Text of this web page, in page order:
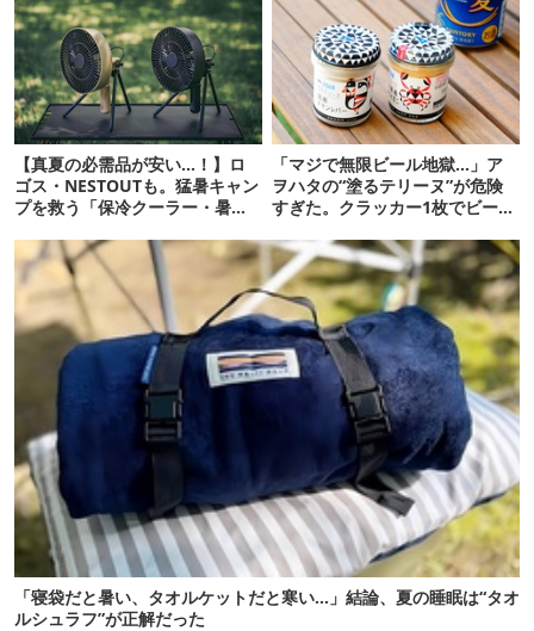
【真夏の必需品が安い…！】ロ
ゴス・NESTOUTも。猛暑キャン
プを救う「保冷クーラー・暑さ
「マジで無限ビール地獄…」ア
ヲハタの“塗るテリーヌ”が危険
すぎた。クラッカー1枚でビール
「寝袋だと暑い、タオルケットだと寒い…」結論、夏の睡眠は“タオ
ルシュラフ”が正解だった